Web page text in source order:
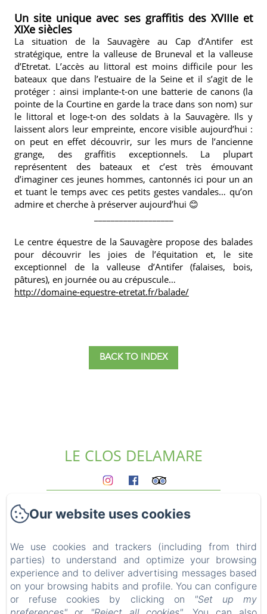
Un site unique avec ses graffitis des XVIIIe et
XIXe siècles
La situation de la Sauvagère au Cap d’Antifer est
stratégique, entre la valleuse de Bruneval et la valleuse
d’Etretat. L’accès au littoral est moins difficile pour les
bateaux que dans l’estuaire de la Seine et il s’agit de le
protéger : ainsi implante-t-on une batterie de canons (la
pointe de la Courtine en garde la trace dans son nom) sur
le littoral et loge-t-on des soldats à la Sauvagère. Ils y
laissent alors leur empreinte, encore visible aujourd’hui :
on peut en effet découvrir, sur les murs de l’ancienne
grange, des graffitis exceptionnels. La plupart
représentent des bateaux et c’est très émouvant
d’imaginer ces jeunes hommes, cantonnés ici pour un an
et tuant le temps avec ces petits gestes vandales… qu’on
admire et cherche à préserver aujourd’hui 😊
Le centre équestre de la Sauvagère propose des balades
pour découvrir les joies de l’équitation et, le site
exceptionnel de la valleuse d’Antifer (falaises, bois,
pâtures), en journée ou au crépuscule…
http://domaine-equestre-etretat.fr/balade/
BACK TO INDEX
LE CLOS DELAMARE
The gites
Experiences
Surroundings
Access & contact
Blog
FAQ
Our website uses cookies
We use cookies and trackers (including from third
parties) to understand and optimize your browsing
experience and to deliver advertising messages based
on your browsing habits and profile. You can configure
or refuse cookies by clicking on
"Set up my